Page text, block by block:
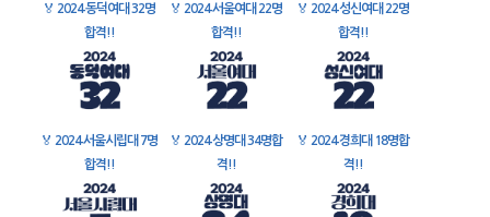
🏅 2024 동덕여대 32명
합격!!
🏅 2024 서울여대 22명
합격!!
🏅 2024 성신여대 22명
합격!!
🏅 2024 서울시립대 7명
합격!!
🏅 2024 상명대 34명합
격!!
🏅 2024 경희대 18명합
격!!